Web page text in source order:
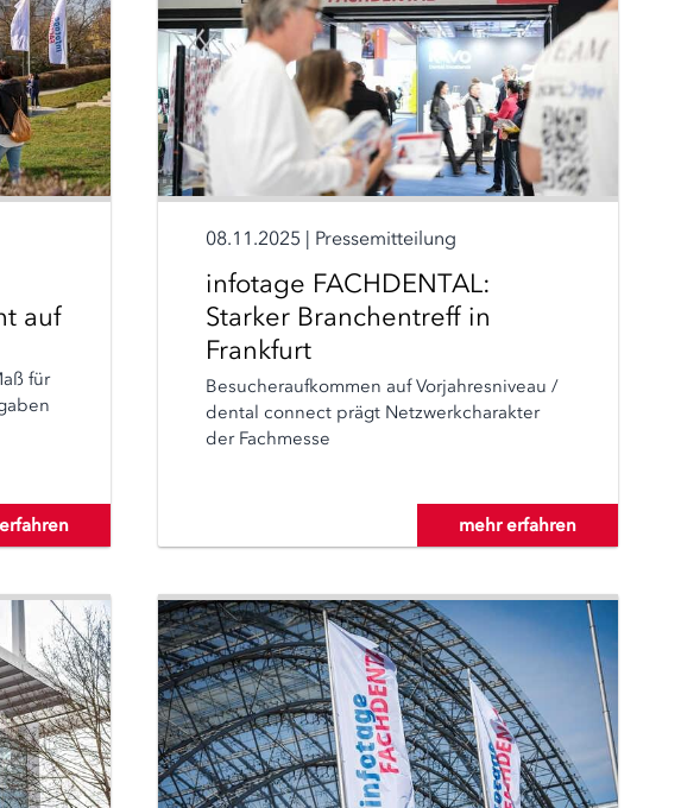
auf
für
08.11.2025 | Pressemitteilung
infotage FACHDENTAL:
Starker Branchentreff in
Frankfurt
Besucheraufkommen auf Vorjahresniveau /
dental connect prägt Netzwerkcharakter
der Fachmesse
mehr erfahren